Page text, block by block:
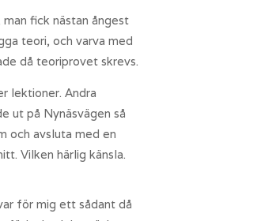
fick nästan ångest
teori, och varva med
då teoriprovet skrevs.
lektioner. Andra
ut på Nynäsvägen så
och avsluta med en
Vilken härlig känsla.
för mig ett sådant då